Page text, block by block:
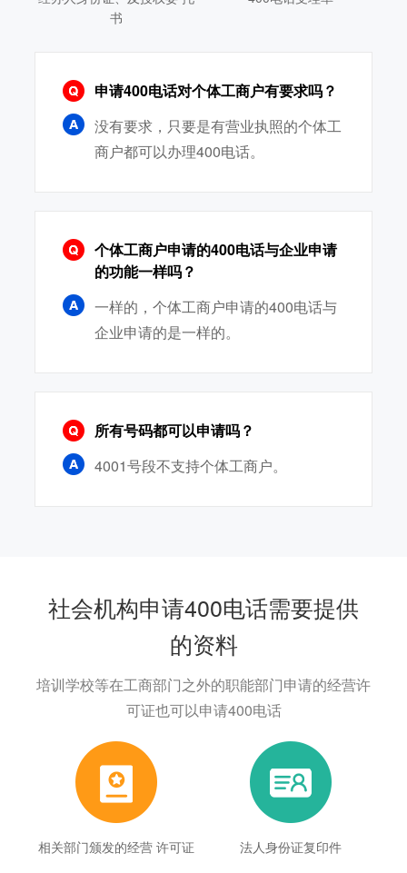
书
申请400电话对个体工商户有要求吗？
没有要求，只要是有营业执照的个体工
商户都可以办理400电话。
个体工商户申请的400电话与企业申请
的功能一样吗？
一样的，个体工商户申请的400电话与
企业申请的是一样的。
所有号码都可以申请吗？
4001号段不支持个体工商户。
社会机构申请400电话需要提供
的资料
培训学校等在工商部门之外的职能部门申请的经营许
可证也可以申请400电话
相关部门颁发的经营 许可证 法人身份证复印件